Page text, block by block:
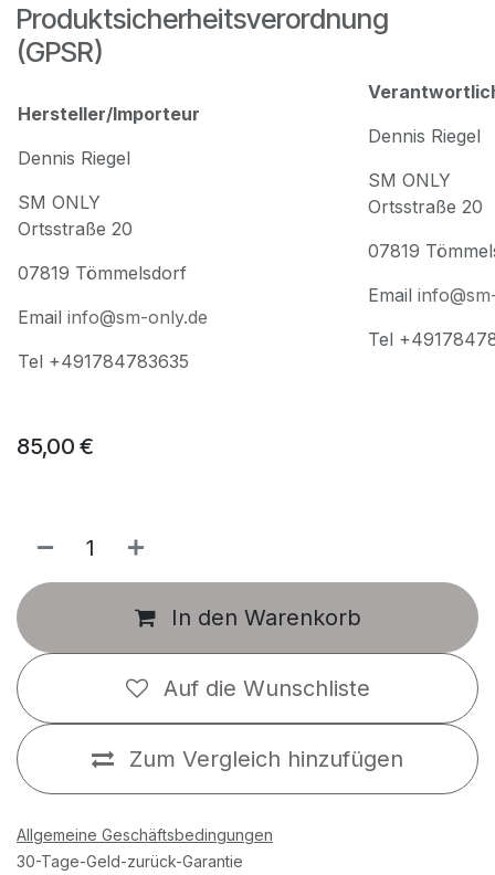
Produktsicherheitsverordnung
(GPSR)
Hersteller/Importeur
Dennis Riegel
SM ONLY
Ortsstraße 20
07819 Tömmelsdorf
Email info@sm-only.de
Tel +491784783635
Dennis Riegel
SM ONLY
Ortsstraße 20
07819
Email
Tel
85,00 €
In den Warenkorb
Zum Vergleich hinzufügen
Auf die Wunschliste
Allgemeine Geschäftsbedingungen
30-Tage-Geld-zurück-Garantie